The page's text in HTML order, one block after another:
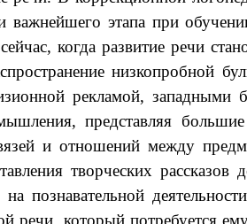
важнейшего этапа при
когда развитие речи
низкопробной
рекламой,
представляя
и отношений между
творческих
познавательной
речи, который потребуется